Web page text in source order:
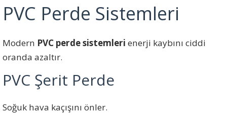
PVC Perde Sistemleri
Modern PVC perde sistemleri enerji kaybını ciddi
oranda azaltır.
PVC Şerit Perde
Soğuk hava kaçışını önler.